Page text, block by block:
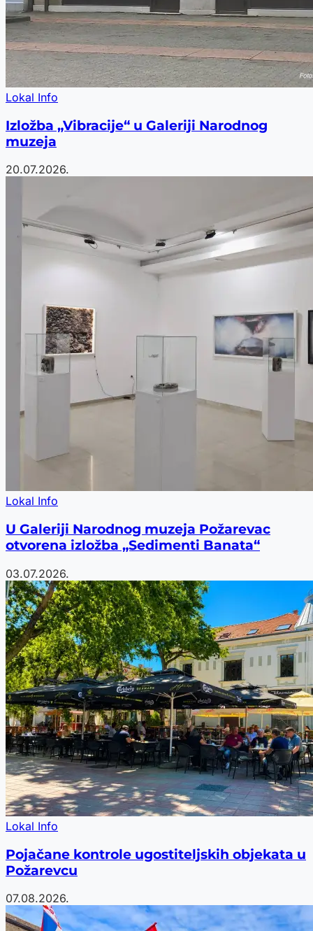
Lokal Info
Izložba „Vibracije“ u Galeriji Narodnog
muzeja
20.07.2026.
Lokal Info
U Galeriji Narodnog muzeja Požarevac
otvorena izložba „Sedimenti Banata“
03.07.2026.
Lokal Info
Pojačane kontrole ugostiteljskih objekata u
Požarevcu
07.08.2026.